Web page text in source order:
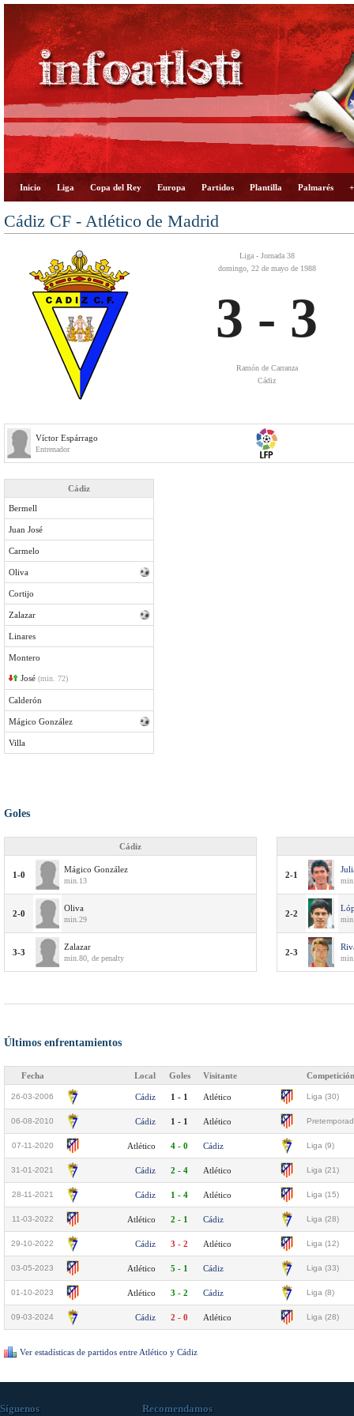
Inicio Liga Copa del Rey Europa Partidos Plantilla Palmarés
Cádiz CF - Atlético de Madrid
Liga - Jornada 38
domingo, 22 de mayo de 1988
3 - 3
Ramón de Carranza
Cádiz
Víctor Espárrago
Entrenador
Cádiz
Bermell
Juan José
Carmelo
Oliva
Cortijo
Zalazar
Linares
Montero
José (min. 72)
Calderón
Mágico González
Villa
Goles
Cádiz
1-0
Mágico González
min.13
2-0
Oliva
min.29
3-3
Zalazar
min.80, de penalty
2-1
2-2
2-3
Últimos enfrentamientos
Fecha Local Goles Visitante Competición
26-03-2006 Cádiz 1 - 1 Atlético Liga (30)
06-08-2010 Cádiz 1 - 1 Atlético
07-11-2020 Atlético 4 - 0 Cádiz Liga (9)
31-01-2021 Cádiz 2 - 4 Atlético Liga (21)
28-11-2021 Cádiz 1 - 4 Atlético Liga (15)
11-03-2022 Atlético 2 - 1 Cádiz Liga (28)
29-10-2022 Cádiz 3 - 2 Atlético Liga (12)
03-05-2023 Atlético 5 - 1 Cádiz Liga (33)
01-10-2023 Atlético 3 - 2 Cádiz Liga (8)
09-03-2024 Cádiz 2 - 0 Atlético Liga (28)
Ver estadísticas de partidos entre Atlético y Cádiz
Síguenos Recomendamos